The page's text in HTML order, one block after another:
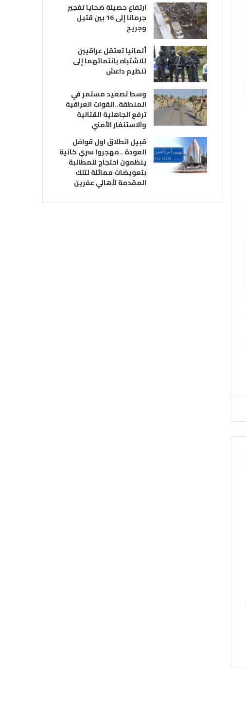
ارتفاع حصيلة ضحايا تفجير
جرمانا إلى 16 بين قتيل
وجريح
ألمانيا تعتقل عراقيين
للاشتباه بانتمائهما إلى
تنظيم داعش
وسط تصعيد مستمر في
المنطقة..القوات العراقية
ترفع الجاهلية القتالية
والاستنفار الأمني
قبيل انطلاق اول قوافل
العودة ..مهجروا سري كانية
ينظمون احتجاج للمطالبة
بتعويضات مماثلة لتلك
المقدمة لأهالي عفرين